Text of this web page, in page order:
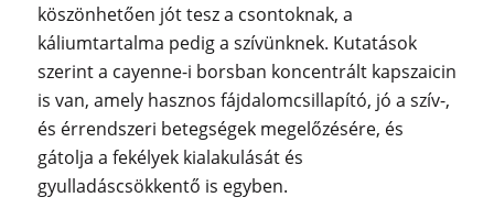
köszönhetően jót tesz a csontoknak, a
káliumtartalma pedig a szívünknek. Kutatások
szerint a cayenne-i borsban koncentrált kapszaicin
is van, amely hasznos fájdalomcsillapító, jó a szív-,
és érrendszeri betegségek megelőzésére, és
gátolja a fekélyek kialakulását és
gyulladáscsökkentő is egyben.